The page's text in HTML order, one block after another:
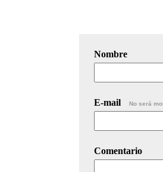
Nombre
E-mail No será
Comentario